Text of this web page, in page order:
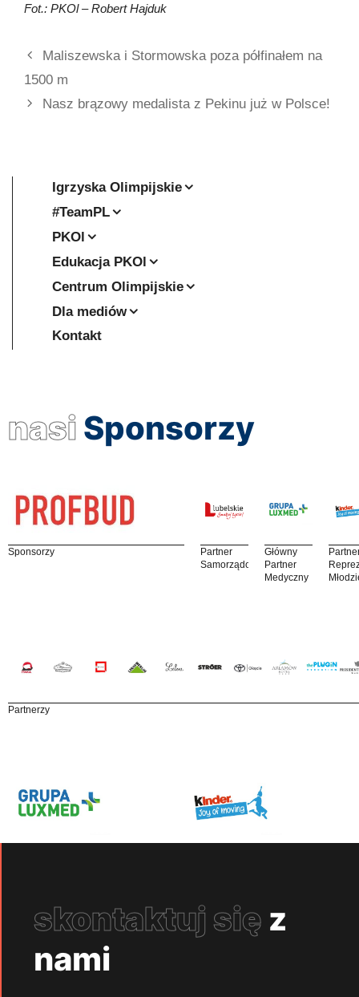
Fot.: PKOl – Robert Hajduk
Maliszewska i Stormowska poza półfinałem na
1500 m
Nasz brązowy medalista z Pekinu już w Polsce!
Igrzyska Olimpijskie
#TeamPL
PKOl
Edukacja PKOl
Centrum Olimpijskie
Dla mediów
Kontakt
nasi Sponsorzy
Sponsorzy
Partner
Samorządowy
Główny
Partner
Medyczny
Partnerzy
skontaktuj się z
nami